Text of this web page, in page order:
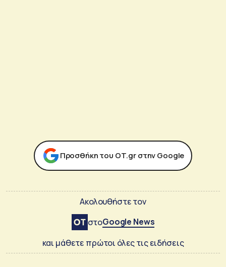
Προσθήκη του ΟΤ.gr στην Google
Ακολουθήστε τον
στοGoogle News
και μάθετε πρώτοι όλες τις ειδήσεις